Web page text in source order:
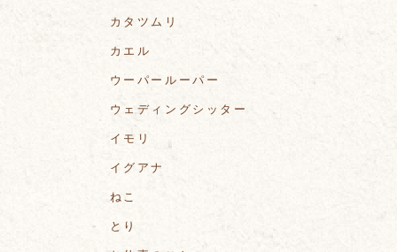
カタツムリ
カエル
ウーパールーパー
ウェディングシッター
イモリ
イグアナ
ねこ
とり